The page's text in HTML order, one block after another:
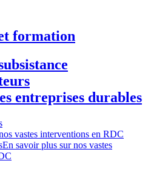
formation
entreprises durables
vastes interventions en RDC
En savoir plus sur nos vastes